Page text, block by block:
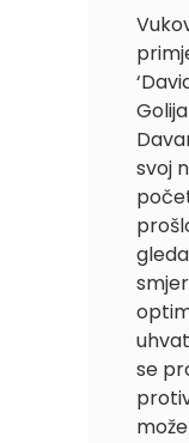
svoj
se